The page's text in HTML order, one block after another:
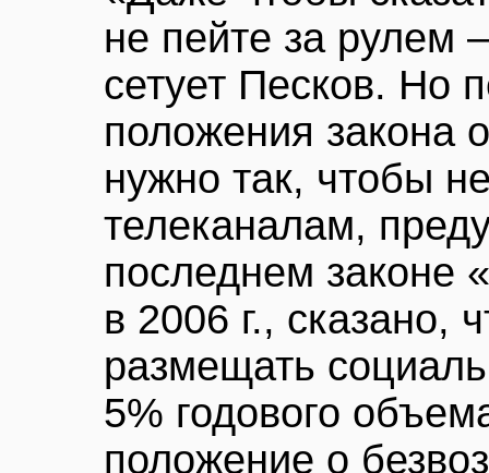
не пейте за
сетует Песков. Но
положения закона
нужно так, чтобы
телеканалам,
последнем законе
в 2006 г., сказано,
размещать
5% годового
положение о